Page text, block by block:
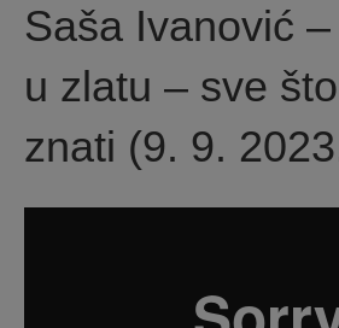
Saša Ivanović
u zlatu – sve
znati (9. 9.